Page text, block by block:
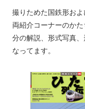
撮りためた国鉄形お
両紹介コーナーのか
分の解説、形式写真
なってます。